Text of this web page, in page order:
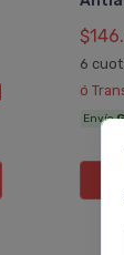
6
ó
Envío